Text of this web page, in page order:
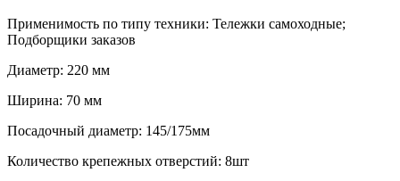
Применимость по типу техники: Тележки самоходные;
Подборщики заказов
Диаметр: 220 мм
Ширина: 70 мм
Посадочный диаметр: 145/175мм
Количество крепежных отверстий: 8шт